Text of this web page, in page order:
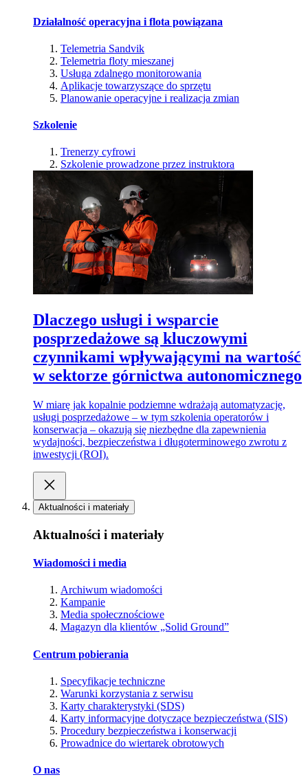
Działalność operacyjna i flota powiązana
Telemetria Sandvik
Telemetria floty mieszanej
Usługa zdalnego monitorowania
Aplikacje towarzyszące do sprzętu
Planowanie operacyjne i realizacja zmian
Szkolenie
Trenerzy cyfrowi
Szkolenie prowadzone przez instruktora
Dlaczego usługi i wsparcie
posprzedażowe są kluczowymi
czynnikami wpływającymi na wartość
w sektorze górnictwa autonomicznego
W miarę jak kopalnie podziemne wdrażają automatyzację,
usługi posprzedażowe – w tym szkolenia operatorów i
konserwacja – okazują się niezbędne dla zapewnienia
wydajności, bezpieczeństwa i długoterminowego zwrotu z
inwestycji (ROI).
Aktualności i materiały
Aktualności i materiały
Wiadomości i media
Archiwum wiadomości
Kampanie
Media społecznościowe
Magazyn dla klientów „Solid Ground”
Centrum pobierania
Specyfikacje techniczne
Warunki korzystania z serwisu
Karty charakterystyki (SDS)
Karty informacyjne dotyczące bezpieczeństwa (SIS)
Procedury bezpieczeństwa i konserwacji
Prowadnice do wiertarek obrotowych
O nas